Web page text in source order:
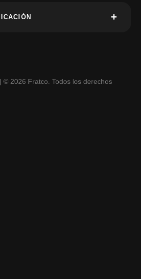
| © 2026 Fratco. Todos los derechos